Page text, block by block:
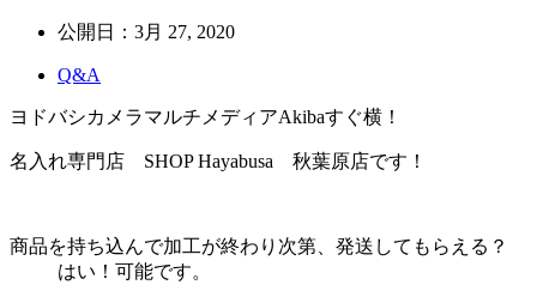
公開日： 3月 27, 2020
Q&A
ヨドバシカメラマルチメディアAkibaすぐ横！
名入れ専門店 SHOP Hayabusa 秋葉原店です！
商品を持ち込んで加工が終わり次第、発送してもらえる？
はい！可能です。